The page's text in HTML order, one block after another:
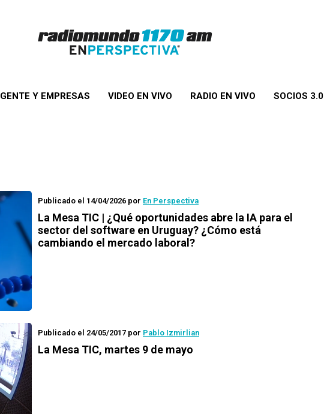
GENTE Y EMPRESAS VIDEO EN VIVO RADIO EN VIVO SOCIOS 3.0
Publicado el 14/04/2026 por En Perspectiva
La Mesa TIC | ¿Qué oportunidades abre la IA para el
sector del software en Uruguay? ¿Cómo está
cambiando el mercado laboral?
Publicado el 24/05/2017 por Pablo Izmirlian
La Mesa TIC, martes 9 de mayo